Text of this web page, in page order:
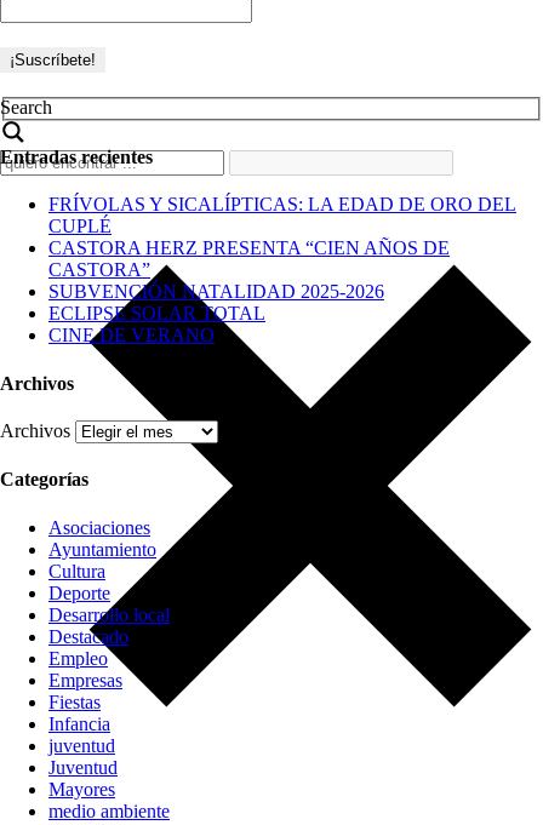
Search
Entradas recientes
FRÍVOLAS Y SICALÍPTICAS: LA EDAD DE ORO DEL
CUPLÉ
CASTORA HERZ PRESENTA “CIEN AÑOS DE
CASTORA”
SUBVENCIÓN NATALIDAD 2025-2026
ECLIPSE SOLAR TOTAL
CINE DE VERANO
Archivos
Archivos
Categorías
Asociaciones
Ayuntamiento
Cultura
Deporte
Desarrollo local
Destacado
Empleo
Empresas
Fiestas
Infancia
juventud
Juventud
Mayores
medio ambiente